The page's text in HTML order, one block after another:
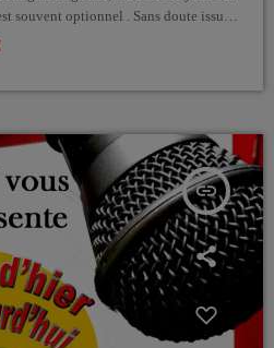
souvent optionnel . Sans doute issu
, sans E, Ulmer grand sculpteur
insert_link